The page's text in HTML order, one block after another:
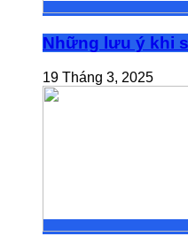
Những lưu ý khi
19 Tháng 3, 2025